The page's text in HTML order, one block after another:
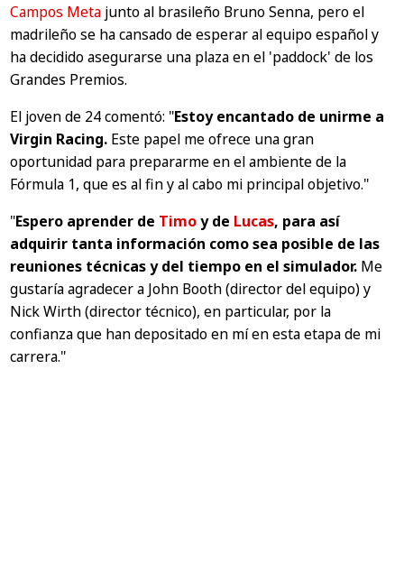
Campos Meta junto al brasileño Bruno Senna, pero el
madrileño se ha cansado de esperar al equipo español y
ha decidido asegurarse una plaza en el 'paddock' de los
Grandes Premios.
El joven de 24 comentó: "Estoy encantado de unirme a
Virgin Racing. Este papel me ofrece una gran
oportunidad para prepararme en el ambiente de la
Fórmula 1, que es al fin y al cabo mi principal objetivo."
"Espero aprender de Timoy de Lucas, para así
adquirir tanta información como sea posible de las
reuniones técnicas y del tiempo en el simulador. Me
gustaría agradecer a John Booth (director del equipo) y
Nick Wirth (director técnico), en particular, por la
confianza que han depositado en mí en esta etapa de mi
carrera."